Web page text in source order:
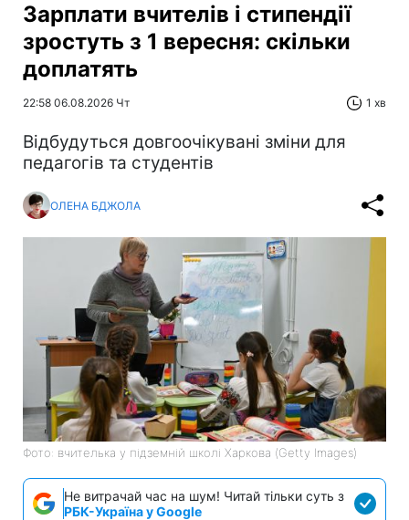
Зарплати вчителів і стипендії
зростуть з 1 вересня: скільки
доплатять
22:58 06.08.2026 Чт 1 хв
Відбудуться довгоочікувані зміни для
педагогів та студентів
ОЛЕНА БДЖОЛА
Фото: вчителька у підземній школі Харкова (Getty Images)
Не витрачай час на шум! Читай тільки суть з
РБК-Україна у Google